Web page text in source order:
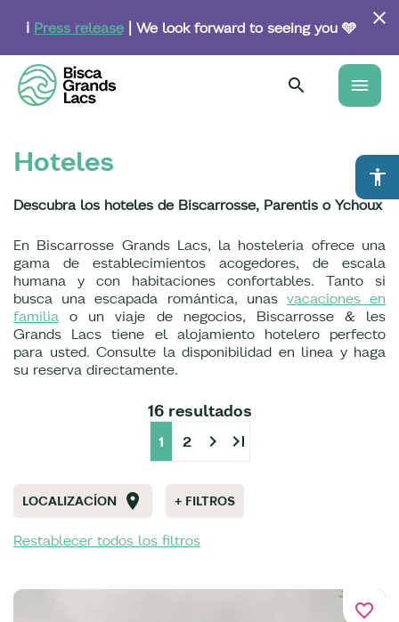
content
ℹ️ Press release| We look forward to seeing you 🩵
menu
accessibility
Hoteles
Descubra los hoteles de Biscarrosse, Parentis o Ychoux
En Biscarrosse Grands Lacs, la hostelería ofrece una
gama de establecimientos acogedores, de escala
humana y con habitaciones confortables. Tanto si
busca una escapada romántica, unas vacaciones en
familia o un viaje de negocios, Biscarrosse & les
Grands Lacs tiene el alojamiento hotelero perfecto
para usted. Consulte la disponibilidad en línea y haga
su reserva directamente.
16 resultados
1 2 chevron_right last_page
LOCALIZACÍON + FILTROS
Restablecer todos los filtros
favorite_border